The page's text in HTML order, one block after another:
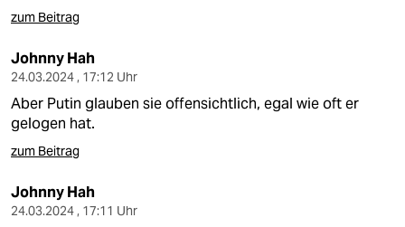
zum Beitrag
Johnny Hah
24.03.2024 , 17:12 Uhr
Aber Putin glauben sie offensichtlich, egal wie oft er
gelogen hat.
zum Beitrag
Johnny Hah
24.03.2024 , 17:11 Uhr